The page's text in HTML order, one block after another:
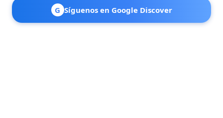
G Síguenos en Google Discover